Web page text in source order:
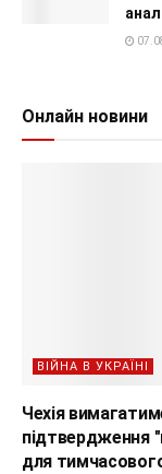
Онлайн новини
ВІЙНА В УКРАЇНІ
Чехія
підтвердження
для